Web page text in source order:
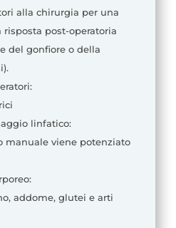
alla chirurgia per una
post-operatoria
del gonfiore o della
linfatico:
manuale viene potenziato
addome, glutei e arti